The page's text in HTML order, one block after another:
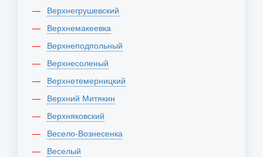
Верхнегрушевский
Верхнемакеевка
Верхнеподпольный
Верхнесоленый
Верхнетемерницкий
Верхний Митякин
Верхняковский
Весело-Вознесенка
Веселый